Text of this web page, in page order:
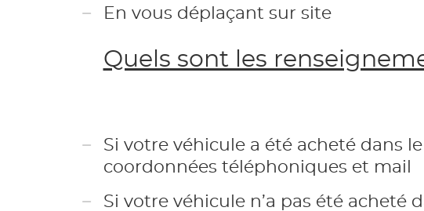
En vous déplaçant sur site
Quels sont les
Si votre véhicule a été acheté dans le
coordonnées téléphoniques et mail
Si votre véhicule n’a pas été acheté